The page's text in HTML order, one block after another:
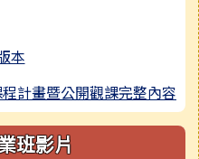
本
計畫暨公開觀課完整內容
班影片